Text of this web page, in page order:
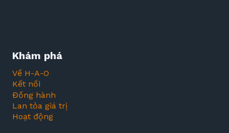
Khám phá
Về H-A-O
Kết nối
Đồng hành
Lan tỏa giá trị
Hoạt động